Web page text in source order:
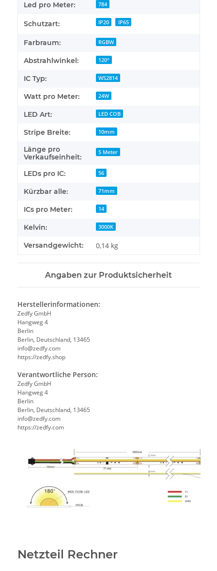
Led pro Meter: 784
Schutzart: IP20 IP65
Farbraum: RGBW
Abstrahlwinkel: 120°
IC Typ: WS2814
Watt pro Meter: 24W
LED Art: LED COB
Stripe Breite: 10mm
Länge pro
Verkaufseinheit:
5 Meter
LEDs pro IC: 56
Kürzbar alle: 71mm
ICs pro Meter: 14
Kelvin: 3000K
Versandgewicht: 0,14 kg
Angaben zur Produktsicherheit
Herstellerinformationen:
Zedfy GmbH
Hangweg 4
Berlin
Berlin, Deutschland, 13465
info@zedfy.com
https://zedfy.shop
Verantwortliche Person:
Zedfy GmbH
Hangweg 4
Berlin
Berlin, Deutschland, 13465
info@zedfy.com
https://zedfy.com
Netzteil Rechner